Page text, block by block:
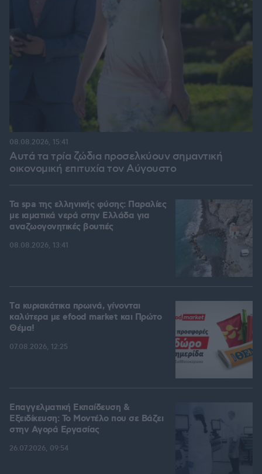
Αυτά τα τρία ζώδια προσελκύουν σημαντική
οικονομική επιτυχία τον Αύγουστο
08.08.2026, 15:41
Τα spa της ελληνικής φύσης: Παραλίες
με ιαματικά νερά στην Ελλάδα για
αναζωογονητικές βουτιές
08.08.2026, 13:41
Tα κυριακάτικα πρωινά, γίνονται
καλύτερα με efood market και Πρώτο
Θέμα!
07.08.2026, 12:25
Επαγγελματική Εκπαίδευση &
Εξειδίκευση: Το Mοντέλο που σε Bάζει
στην Aγορά Eργασίας
26.07.2026, 09:54